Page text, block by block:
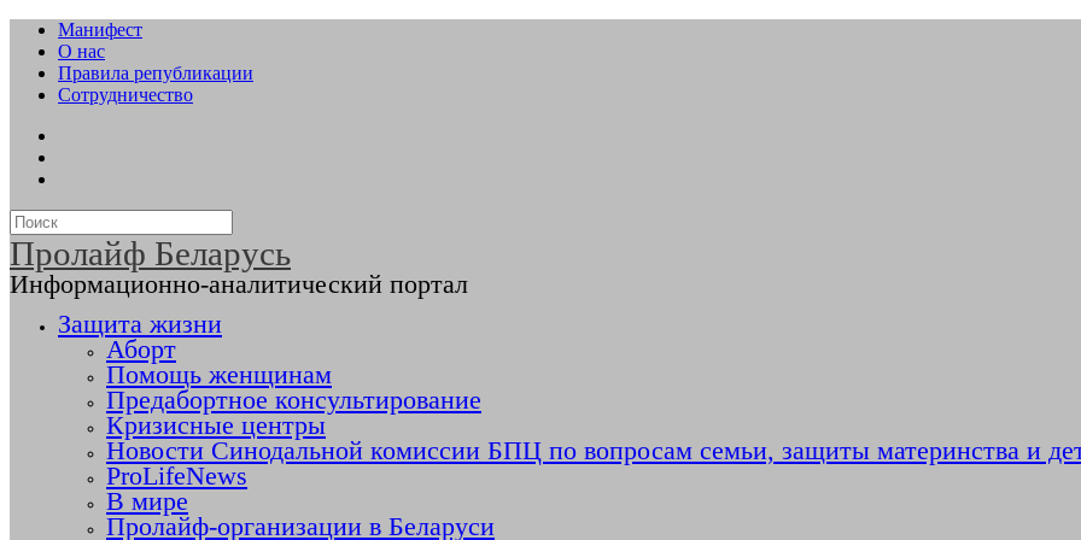
Манифест
О нас
Правила републикации
Сотрудничество
Пролайф Беларусь
Информационно-аналитический портал
Защита жизни
Аборт
Помощь женщинам
Предабортное консультирование
Кризисные центры
Новости Синодальной комиссии БПЦ по вопросам семьи, защиты материнства и
ProLifeNews
В мире
Пролайф-организации в Беларуси